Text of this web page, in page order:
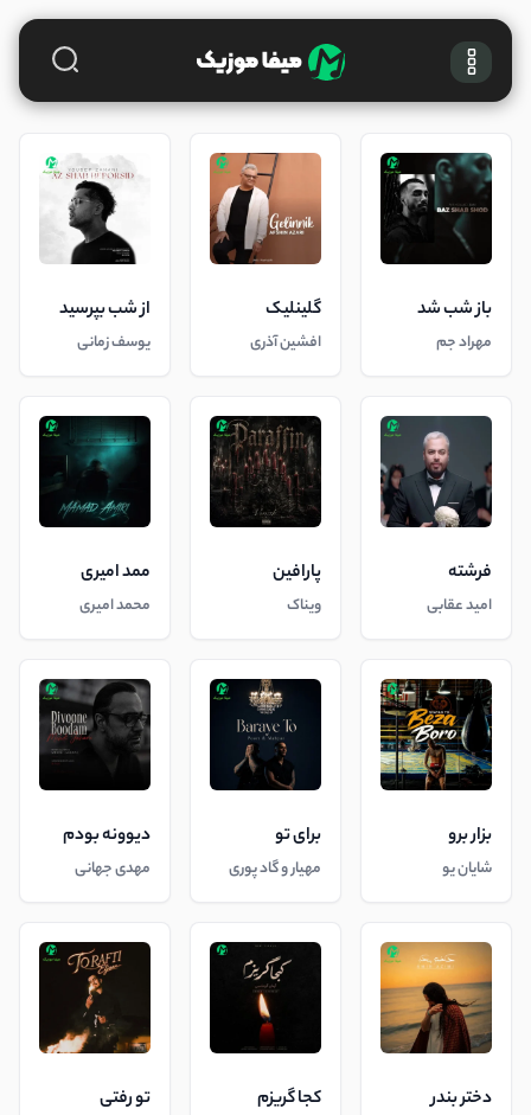
باز شب شد
مهراد جم
گلینلیک
افشین آذری
از شب بپرسید
یوسف زمانی
فرشته
امید عقابی
پارافین
ویناک
ممد امیری
محمد امیری
بزار برو
شایان یو
برای تو
مهیار و گاد پوری
دیوونه بودم
مهدی جهانی
دختر بندر کجا گریزم تو رفتی